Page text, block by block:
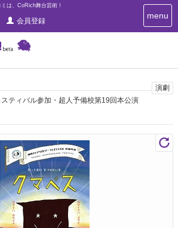
は、CoRich舞台芸術！
会員登録
T
o
i
g
menu
演劇
ティバル参加・超人予備校第19回本公演